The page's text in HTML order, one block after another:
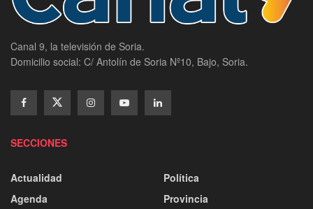
Canal 9, la televisión de Soria.
Domicilio social: C/ Antolín de Soria Nº10, Bajo, Soria.
SECCIONES
Actualidad
Agenda
Política
Provincia